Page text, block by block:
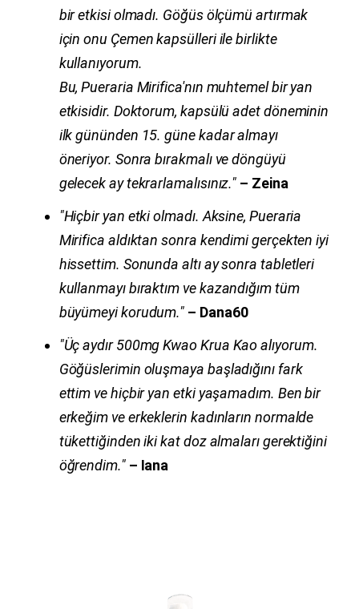
bir etkisi olmadı. Göğüs ölçümü artırmak
için onu Çemen kapsülleri ile birlikte
kullanıyorum.
Bu,Pueraria Mirifica'nın muhtemel bir yan
etkisidir. Doktorum, kapsülü adet döneminin
ilk gününden 15. güne kadar almayı
öneriyor. Sonra bırakmalı ve döngüyü
gelecek ay tekrarlamalısınız." – Zeina
"Hiçbir yan etki olmadı. Aksine, Pueraria
Mirifica aldıktan sonra kendimi gerçekten iyi
hissettim. Sonunda altı ay sonra tabletleri
kullanmayı bıraktım ve kazandığım tüm
büyümeyi korudum." – Dana60
"Üç aydır 500mg Kwao Krua Kao alıyorum.
Göğüslerimin oluşmaya başladığını fark
ettim ve hiçbir yan etki yaşamadım. Ben bir
erkeğim ve erkeklerin kadınların normalde
tükettiğinden iki kat doz almaları gerektiğini
öğrendim." – Iana